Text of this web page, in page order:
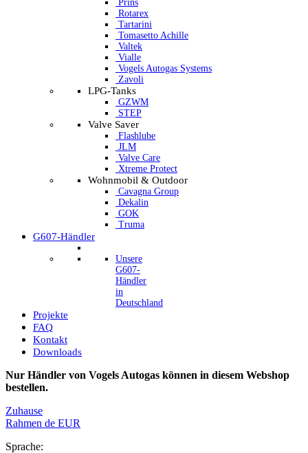
Prins
Rotarex
Tartarini
Tomasetto Achille
Valtek
Vialle
Vogels Autogas Systems
Zavoli
LPG-Tanks
GZWM
STEP
Valve Saver
Flashlube
JLM
Valve Care
Xtreme Protect
Wohnmobil & Outdoor
Cavagna Group
Dekalin
GOK
Truma
G607-Händler
Unsere
G607-
Händler
in
Deutschland
Projekte
FAQ
Kontakt
Downloads
Nur Händler von Vogels Autogas können in diesem Webshop
bestellen.
Zuhause
Rahmen de EUR
Sprache: